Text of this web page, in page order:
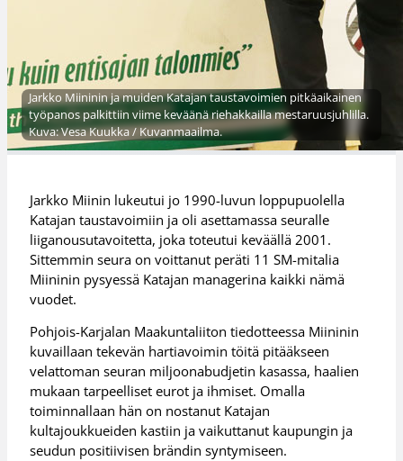
Jarkko Miininin ja muiden Katajan taustavoimien pitkäaikainen
työpanos palkittiin viime keväänä riehakkailla mestaruusjuhlilla.
Kuva: Vesa Kuukka / Kuvanmaailma.
Jarkko Miinin lukeutui jo 1990-luvun loppupuolella
Katajan taustavoimiin ja oli asettamassa seuralle
liiganousutavoitetta, joka toteutui keväällä 2001.
Sittemmin seura on voittanut peräti 11 SM-mitalia
Miininin pysyessä Katajan managerina kaikki nämä
vuodet.
Pohjois-Karjalan Maakuntaliiton tiedotteessa Miininin
kuvaillaan tekevän hartiavoimin töitä pitääkseen
velattoman seuran miljoonabudjetin kasassa, haalien
mukaan tarpeelliset eurot ja ihmiset. Omalla
toiminnallaan hän on nostanut Katajan
kultajoukkueiden kastiin ja vaikuttanut kaupungin ja
seudun positiivisen brändin syntymiseen.